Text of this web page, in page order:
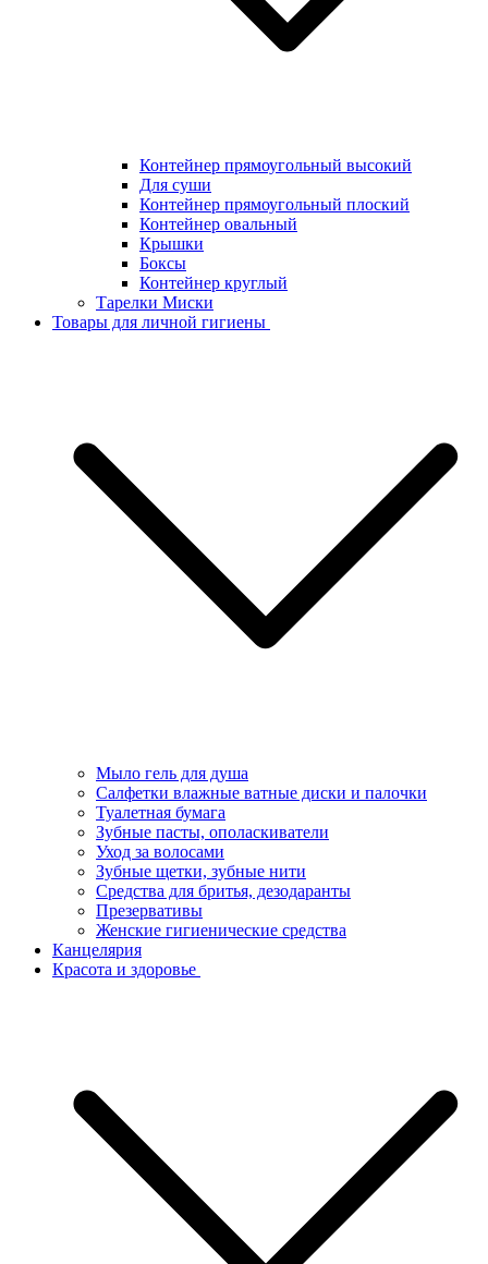
Контейнер прямоугольный высокий
Для суши
Контейнер прямоугольный плоский
Контейнер овальный
Крышки
Боксы
Контейнер круглый
Тарелки Миски
Товары для личной гигиены
Мыло гель для душа
Салфетки влажные ватные диски и палочки
Туалетная бумага
Зубные пасты, ополаскиватели
Уход за волосами
Зубные щетки, зубные нити
Средства для бритья, дезодаранты
Презервативы
Женские гигиенические средства
Канцелярия
Красота и здоровье